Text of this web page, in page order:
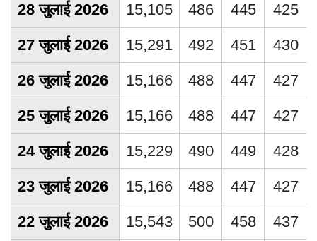
28 जुलाई 2026
15,105 486 445
425
27 जुलाई 2026
15,291 492 451
430
26 जुलाई 2026
15,166 488 447
427
25 जुलाई 2026
15,166 488 447
427
24 जुलाई 2026
15,229 490 449
428
23 जुलाई 2026
15,166 488 447
427
22 जुलाई 2026
15,543 500 458
437